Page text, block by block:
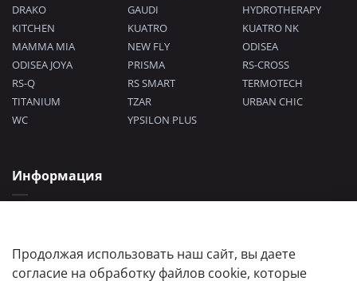
DRAKO
GAUDI
HYDROTHERAPY
KITCHEN
KUATRO
KUATRO NK
MAMMA MIA
NEW FLY
ODISEA
ODISEA JOYA
PRISMA
RS-CROSS
RS-Q
RS SMART
TERMOTECH
TITANIUM
TZAR
URBAN CHIC
WC
YPSILON PLUS
Информация
Пользовательское соглашение
Продолжая использовать наш сайт, вы даете
согласие на обработку файлов cookie, которые